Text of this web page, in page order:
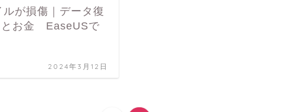
が損傷｜データ復
とお金 EaseUSで
2024年3月12日